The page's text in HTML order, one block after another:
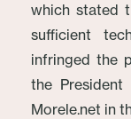
which stated
sufficient
infringed the
the
Morele.net in